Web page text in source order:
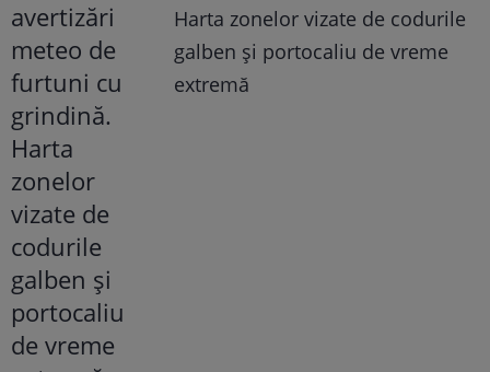
Harta zonelor vizate de codurile
galben și portocaliu de vreme
extremă